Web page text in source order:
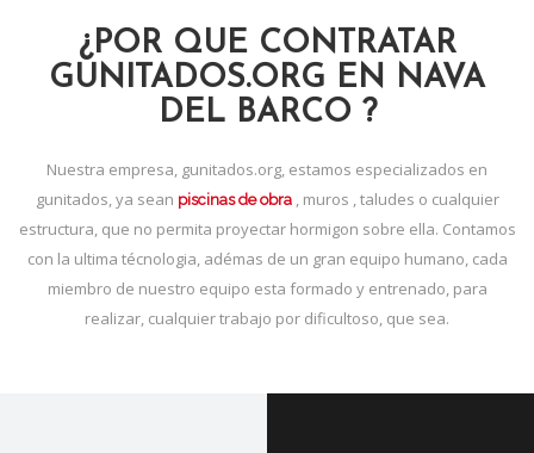
¿POR QUE CONTRATAR
GUNITADOS.ORG EN NAVA
DEL BARCO ?
Nuestra empresa, gunitados.org, estamos especializados en
gunitados, ya sean piscinas de obra, muros , taludes o cualquier
estructura, que no permita proyectar hormigon sobre ella. Contamos
con la ultima técnologia, adémas de un gran equipo humano, cada
miembro de nuestro equipo esta formado y entrenado, para
realizar, cualquier trabajo por dificultoso, que sea.